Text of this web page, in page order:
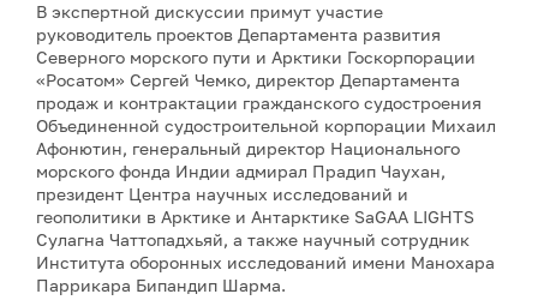
В экспертной дискуссии примут участие
руководитель проектов Департамента развития
Северного морского пути и Арктики Госкорпорации
«Росатом» Сергей Чемко, директор Департамента
продаж и контрактации гражданского судостроения
Объединенной судостроительной корпорации Михаил
Афонютин, генеральный директор Национального
морского фонда Индии адмирал Прадип Чаухан,
президент Центра научных исследований и
геополитики в Арктике и Антарктике SaGAA LIGHTS
Сулагна Чаттопадхьяй, а также научный сотрудник
Института оборонных исследований имени Манохара
Паррикара Бипандип Шарма.